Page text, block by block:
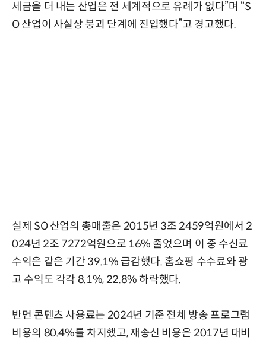
세금을 더 내는 산업은 전 세계적으로 유례가 없다”며 “S
O 산업이 사실상 붕괴 단계에 진입했다”고 경고했다.
실제 SO 산업의 총매출은 2015년 3조 2459억원에서 2
024년 2조 7272억원으로 16% 줄었으며 이 중 수신료
수익은 같은 기간 39.1% 급감했다. 홈쇼핑 수수료와 광
고 수익도 각각 8.1%, 22.8% 하락했다.
반면 콘텐츠 사용료는 2024년 기준 전체 방송 프로그램
비용의 80.4%를 차지했고, 재송신 비용은 2017년 대비